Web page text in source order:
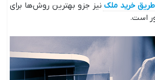
طریق خرید ملک نیز جزو بهترین روش‌ها برای
است.